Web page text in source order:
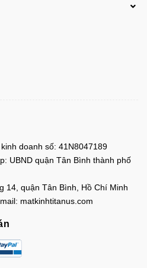
doanh số: 41N8047189
UBND quận Tân Bình thành phố
14, quận Tân Bình, Hồ Chí Minh
matkinhtitanus.com